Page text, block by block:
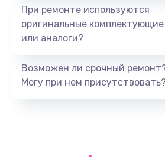
Замена микросхемы
Заказать
При ремонте используются
оригинальные комплектующие
или аналоги?
Возможен ли срочный
Могу при нем присутствовать?